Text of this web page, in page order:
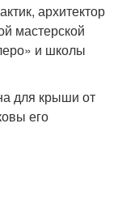
архитектор
мастерской
и школы
для крыши от
его